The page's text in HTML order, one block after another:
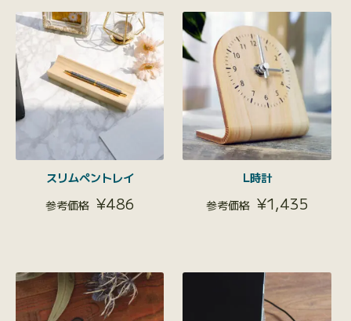
スリムペントレイ
¥486
L時計
¥1,435